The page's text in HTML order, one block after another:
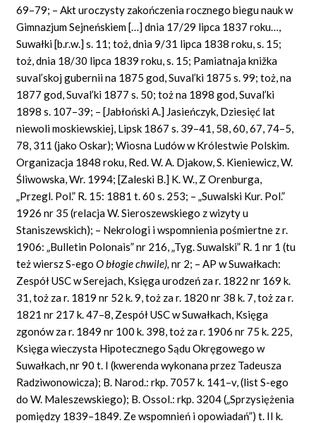
69–79; – Akt uroczysty zakończenia rocznego biegu nauk w
Gimnazjum Sejneńskiem […] dnia 17/29 lipca 1837 roku…,
Suwałki [b.r.w.] s. 11; toż, dnia 9/31 lipca 1838 roku, s. 15;
toż, dnia 18/30 lipca 1839 roku, s. 15; Pamiatnaja knižka
suval’skoj gubernii na 1875 god, Suval’ki 1875 s. 99; toż, na
1877 god, Suval’ki 1877 s. 50; toż na 1898 god, Suval’ki
1898 s. 107–39; – [Jabłoński A.] Jasieńczyk, Dziesięć lat
niewoli moskiewskiej, Lipsk 1867 s. 39–41, 58, 60, 67, 74–5,
78, 311 (jako Oskar); Wiosna Ludów w Królestwie Polskim.
Organizacja 1848 roku, Red. W. A. Djakow, S. Kieniewicz, W.
Śliwowska, Wr. 1994; [Zaleski B.] K. W., Z Orenburga,
„Przegl. Pol.” R. 15: 1881 t. 60 s. 253; – „Suwalski Kur. Pol.”
1926 nr 35 (relacja W. Sieroszewskiego z wizyty u
Staniszewskich); – Nekrologi i wspomnienia pośmiertne z r.
1906: „Bulletin Polonais” nr 216, „Tyg. Suwalski” R. 1 nr 1 (tu
też wiersz S-egoO błogie chwile),nr 2; – AP w Suwałkach:
Zespół USC w Serejach, Księga urodzeń za r. 1822 nr 169 k.
31, toż za r. 1819 nr 52 k. 9, toż za r. 1820 nr 38 k. 7, toż za r.
1821 nr 217 k. 47–8, Zespół USC w Suwałkach, Księga
zgonów za r. 1849 nr 100 k. 398, toż za r. 1906 nr 75 k. 225,
Księga wieczysta Hipotecznego Sądu Okręgowego w
Suwałkach, nr 90 t. I (kwerenda wykonana przez Tadeusza
Radziwonowicza); B. Narod.: rkp. 7057 k. 141–v, (list S-ego
do W. Maleszewskiego); B. Ossol.: rkp. 3204 („Sprzysiężenia
pomiędzy 1839–1849. Ze wspomnień i opowiadań”) t. II k.